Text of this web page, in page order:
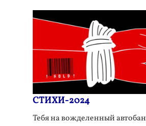
СТИХИ-2024
Тебя на вожделенный автобан